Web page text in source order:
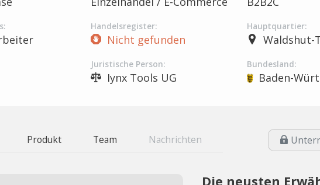
Handelsregister:
Nicht gefunden
Hauptquartier:
Waldshut-
Juristische Person:
Iynx Tools UG
Bundesland:
Baden-
Produkt Team Nachrichten
Die neusten